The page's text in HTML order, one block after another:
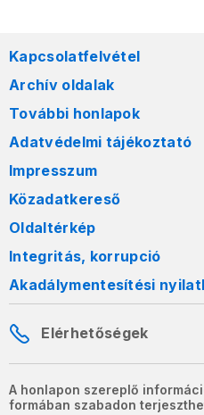
Kapcsolatfelvétel
Archív oldalak
További honlapok
Adatvédelmi tájékoztató
Impresszum
Közadatkereső
Oldaltérkép
Integritás, korrupció
Akadálymentesítési
Elérhetőségek
A honlapon szereplő
formában szabadon